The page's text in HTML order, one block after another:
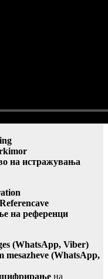
на истражувања
на референци
(WhatsApp, Viber)
(WhatsApp,
на